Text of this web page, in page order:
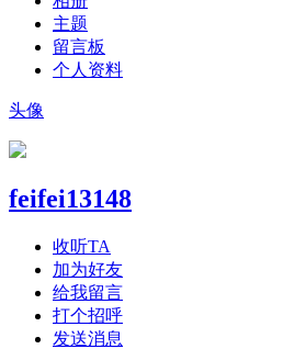
主题
留言板
个人资料
头像
feifei13148
收听TA
加为好友
给我留言
打个招呼
发送消息